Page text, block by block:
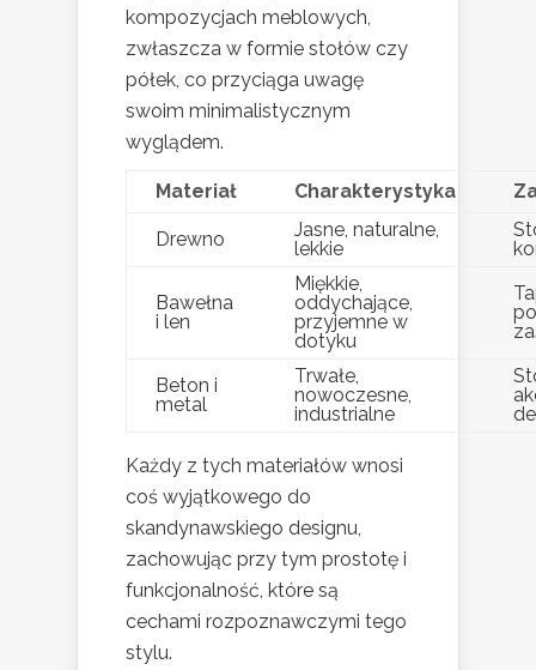
kompozycjach meblowych,
zwłaszcza w formie stołów czy
półek, co przyciąga uwagę
swoim minimalistycznym
wyglądem.
Materiał Charakterystyka
Drewno
Jasne, naturalne,
lekkie
Bawełna
i len
Miękkie,
oddychające,
przyjemne w
dotyku
Beton i
metal
Trwałe,
nowoczesne,
industrialne
Każdy z tych materiałów wnosi
coś wyjątkowego do
skandynawskiego designu,
zachowując przy tym prostotę i
funkcjonalność, które są
cechami rozpoznawczymi tego
stylu.